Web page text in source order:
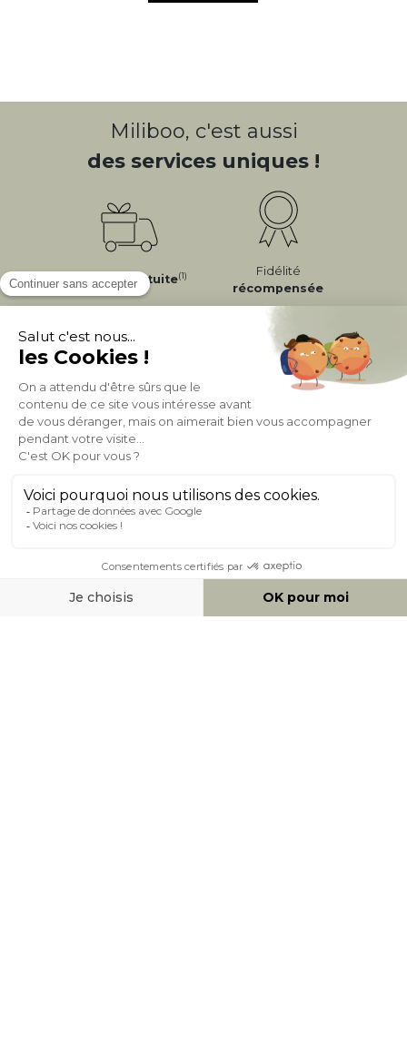
Miliboo, c'est aussi
des services uniques !
LivraisonGratuite(1)
Fidélité
récompensée
Expéditionen
24/72h
Appel gratuit
0 20 88 04 14
À PROPOS DE MILIBOO